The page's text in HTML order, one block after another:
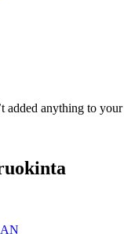
added anything to